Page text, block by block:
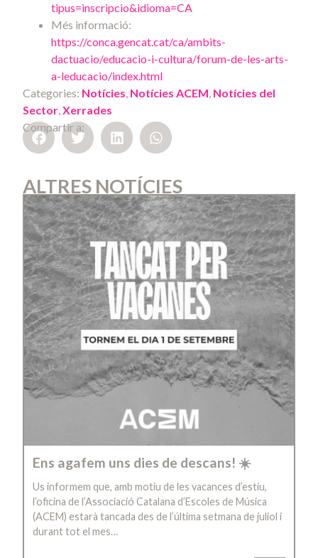
tipus=inscripcio&idioma=CA
Més informació:
https://conca.gencat.cat/ca/ambits-
dactuacio/educacio-i-cultura/forum-de-les-arts-
a-leducacio/index.html
Categories: Notícies, Notícies ACEM, Notícies del
Sector,Xerrades
Compartir a:
ALTRES NOTÍCIES
Ens agafem uns dies de descans! ☀️
Us informem que, amb motiu de les vacances d’estiu,
l’oficina de l’Associació Catalana d’Escoles de Música
(ACEM) estarà tancada des de l’última setmana de juliol i
durant tot el mes…